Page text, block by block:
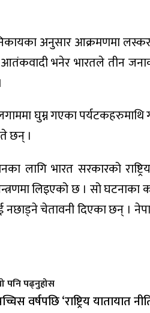
अनुसार आक्रमणमा लस्कर
भनेर भारतले तीन
घुम्न गएका
छन् ।
लागि भारत सरकारको
लिइएको छ । सो घटनाका
चेतावनी दिएका छन् ।
पनि पढ्नुहोस
वर्षपछि ‘राष्ट्रिय यातायात